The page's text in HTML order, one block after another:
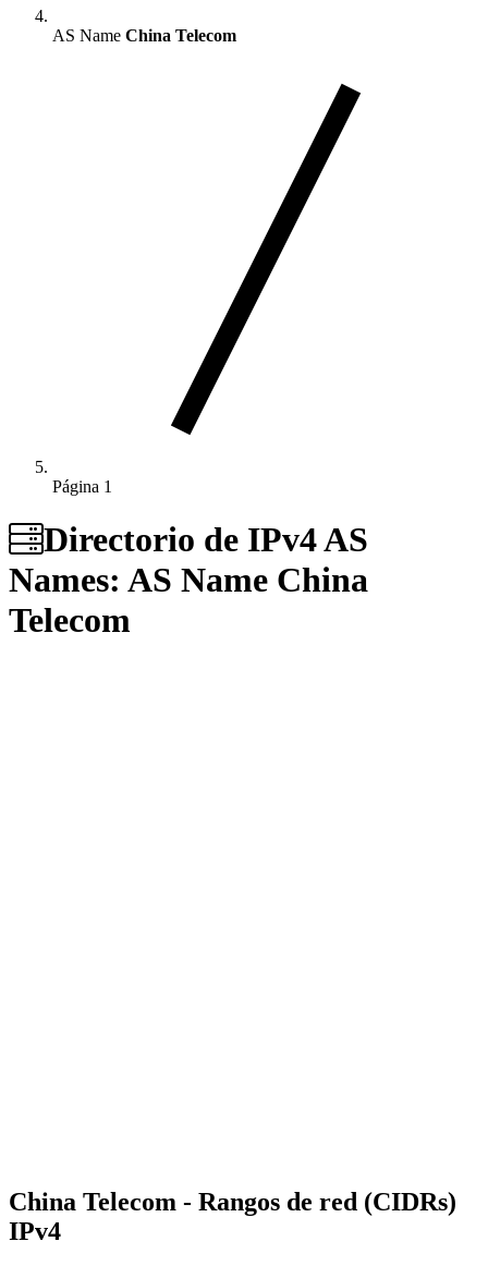
AS Name China Telecom
Página 1
Directorio de IPv4 AS
Names: AS Name China
Telecom
China Telecom - Rangos de red (CIDRs)
IPv4